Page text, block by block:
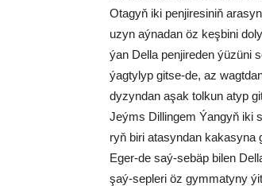
Ota­gyň iki pen­ji­re­si­niň
uzyn aý­na­dan öz keş­bi­ni
ýan Del­la pen­ji­re­den ýü­zü­ni
ýag­ty­lyp git­se-de, az
dy­zyn­dan aşak tol­kun atyp
Jeýms Dil­lin­gem Ýan­gyň iki
ryň bi­ri ata­syn­dan ka­ka­sy­na
Eger-de saý-se­bäp bi­len
şaý-sep­le­ri öz gym­ma­ty­ny